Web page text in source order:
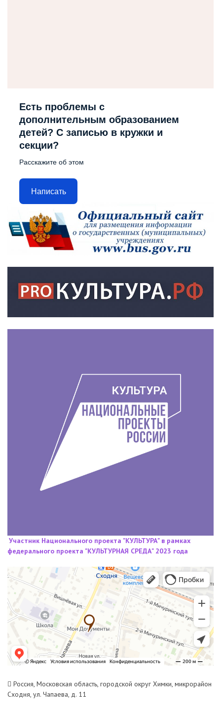
Есть проблемы с
дополнительным образованием
детей? С записью в кружки и
секции?
Расскажите об этом
Написать
Участник Национального проекта "КУЛЬТУРА" в рамках
федерального проекта "КУЛЬТУРНАЯ СРЕДА" 2023 года
Россия, Московская область, городской округ Химки, микрорайон
Сходня, ул. Чапаева, д. 11